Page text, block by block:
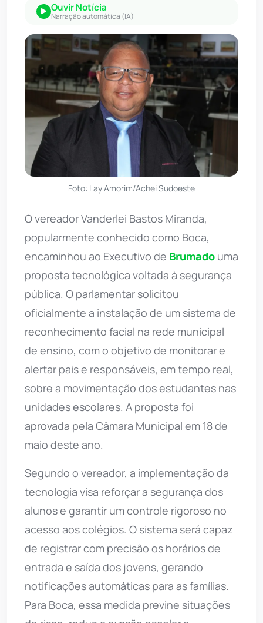
Ouvir Notícia
Narração automática (IA)
Foto: Lay Amorim/Achei Sudoeste
O vereador Vanderlei Bastos Miranda,
popularmente conhecido como Boca,
encaminhou ao Executivo de Brumado uma
proposta tecnológica voltada à segurança
pública. O parlamentar solicitou
oficialmente a instalação de um sistema de
reconhecimento facial na rede municipal
de ensino, com o objetivo de monitorar e
alertar pais e responsáveis, em tempo real,
sobre a movimentação dos estudantes nas
unidades escolares. A proposta foi
aprovada pela Câmara Municipal em 18 de
maio deste ano.
Segundo o vereador, a implementação da
tecnologia visa reforçar a segurança dos
alunos e garantir um controle rigoroso no
acesso aos colégios. O sistema será capaz
de registrar com precisão os horários de
entrada e saída dos jovens, gerando
notificações automáticas para as famílias.
Para Boca, essa medida previne situações